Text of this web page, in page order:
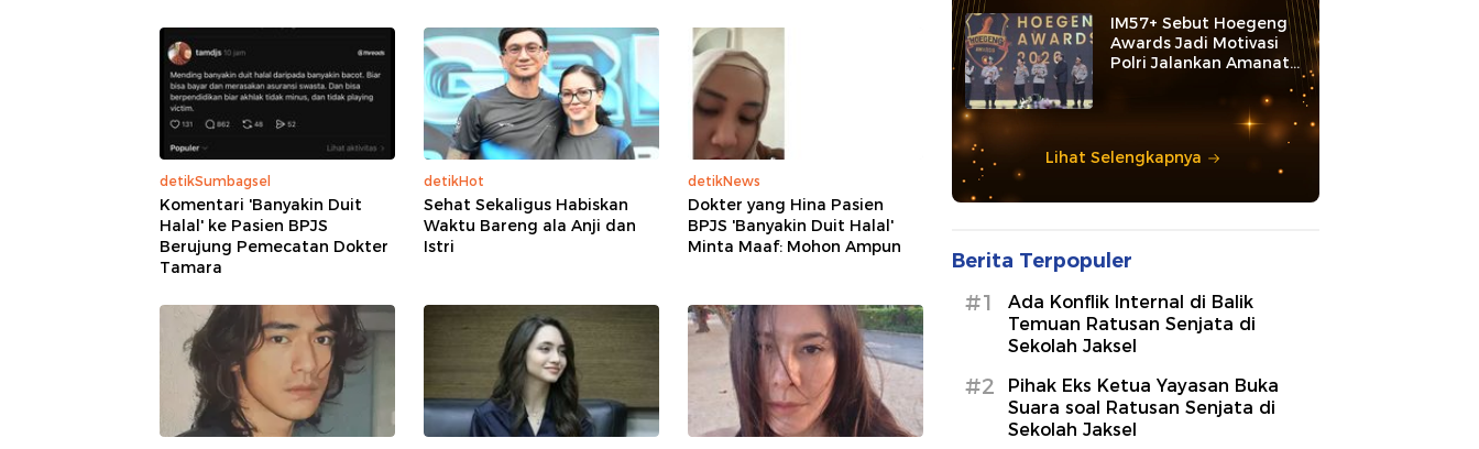
detikSumbagsel
Komentari 'Banyakin Duit
Halal' ke Pasien BPJS
Berujung Pemecatan Dokter
Tamara
detikHot
Sehat Sekaligus Habiskan
Waktu Bareng ala Anji dan
Istri
detikNews
Dokter yang Hina Pasien
BPJS 'Banyakin Duit Halal'
Minta Maaf: Mohon Ampun
IM57+ Sebut Hoegeng
Awards Jadi Motivasi
Polri Jalankan Amanat
Lihat Selengkapnya
Berita Terpopuler
#1
Ada Konflik Internal di Balik
Temuan Ratusan Senjata di
Sekolah Jaksel
#2
Pihak Eks Ketua Yayasan Buka
Suara soal Ratusan Senjata di
Sekolah Jaksel